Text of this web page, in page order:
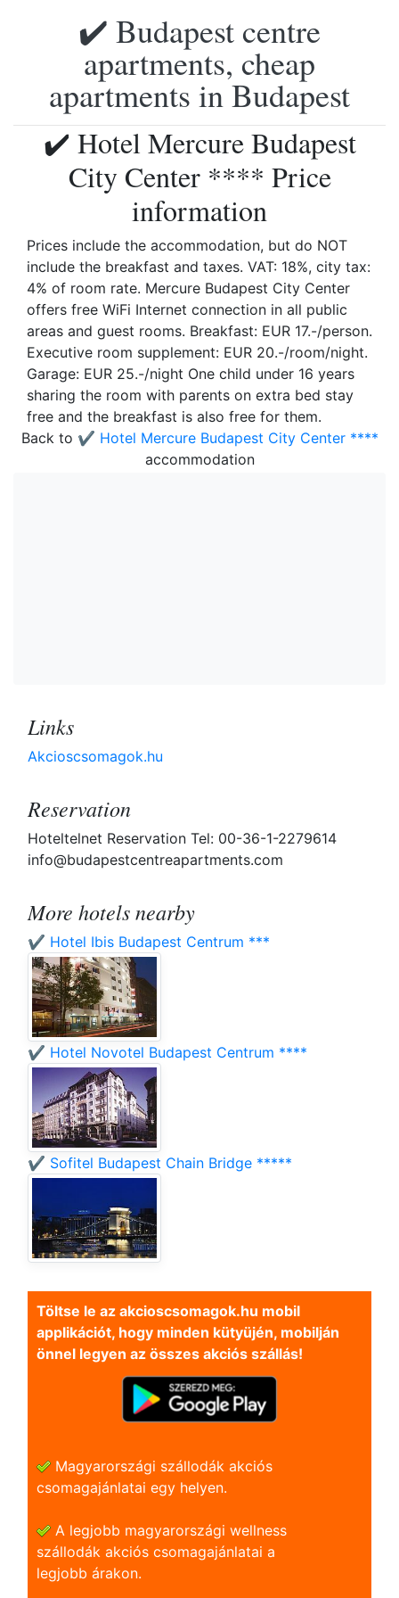
✔️ Budapest centre
apartments, cheap
apartments in Budapest
✔️ Hotel Mercure Budapest
City Center **** Price
information
Prices include the accommodation, but do NOT
include the breakfast and taxes. VAT: 18%, city tax:
4% of room rate. Mercure Budapest City Center
offers free WiFi Internet connection in all public
areas and guest rooms. Breakfast: EUR 17.-/person.
Executive room supplement: EUR 20.-/room/night.
Garage: EUR 25.-/night One child under 16 years
sharing the room with parents on extra bed stay
free and the breakfast is also free for them.
Back to ✔️ Hotel Mercure Budapest City Center ****
accommodation
Links
Akcioscsomagok.hu
Reservation
Hoteltelnet Reservation Tel: 00-36-1-2279614
info@budapestcentreapartments.com
More hotels nearby
✔️ Hotel Ibis Budapest Centrum ***
✔️ Hotel Novotel Budapest Centrum ****
✔️ Sofitel Budapest Chain Bridge *****
Töltse le az akcioscsomagok.hu mobil
applikációt, hogy minden kütyüjén, mobilján
önnel legyen az összes akciós szállás!
Magyarországi szállodák akciós
csomagajánlatai egy helyen.
A legjobb magyarországi wellness
szállodák akciós csomagajánlatai a
legjobb árakon.